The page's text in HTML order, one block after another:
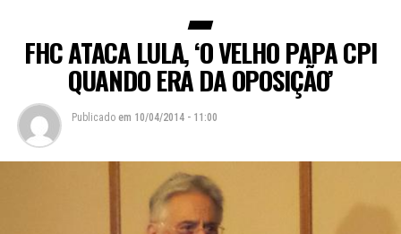
FHC ATACA LULA, ‘O VELHO PAPA CPI
QUANDO ERA DA OPOSIÇÃO’
Publicado em 10/04/2014 - 11:00